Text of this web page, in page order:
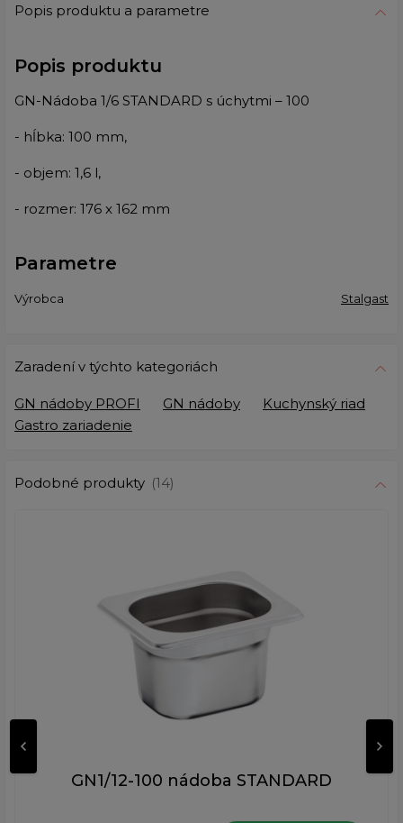
Popis produktu a parametre
Popis produktu
GN-Nádoba 1/6 STANDARD s úchytmi – 100
- hĺbka: 100 mm,
- objem: 1,6 l,
- rozmer: 176 x 162 mm
Parametre
Výrobca Stalgast
Zaradení v týchto kategoriách
GN nádoby PROFI GN nádoby
Kuchynský riad
Gastro zariadenie
Podobné produkty (14)
GN1/12-100 nádoba STANDARD